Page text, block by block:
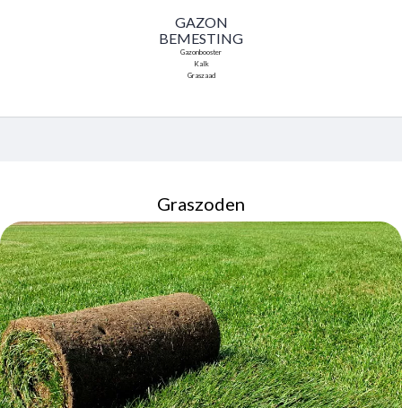
GAZON
BEMESTING
Gazonbooster
Kalk
Graszaad
Graszoden